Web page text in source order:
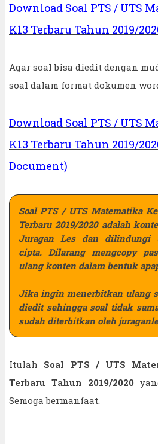
Download Soal PTS / UTS
K13 Terbaru Tahun 2019/
Agar soal bisa diedit dengan
soal dalam format dokumen
Download Soal PTS / UTS
K13 Terbaru Tahun 2019/
Document)
Soal PTS / UTS Matematika
Terbaru 2019/2020 adalah
Juragan Les dan dilindungi
cipta. Dilarang mengcopy
ulang konten dalam bentuk
Jika ingin menerbitkan ulang
diedit sehingga soal tidak
sudah diterbitkan oleh
Itulah Soal PTS / UTS
Terbaru Tahun 2019/2020
Semoga bermanfaat.